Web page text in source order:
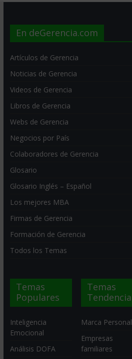
En deGerencia.com
Artículos de Gerencia
Noticias de Gerencia
Videos de Gerencia
Libros de Gerencia
Webs de Gerencia
Negocios por País
Colaboradores de Gerencia
Glosario
Glosario Inglés – Español
Los mejores MBA
Firmas de Gerencia
Formación de Gerencia
Todos los Temas
Temas
Populares
Inteligencia
Emocional
Análisis DOFA
Temas
Tendencia
Marca Personal
Empresas
familiares